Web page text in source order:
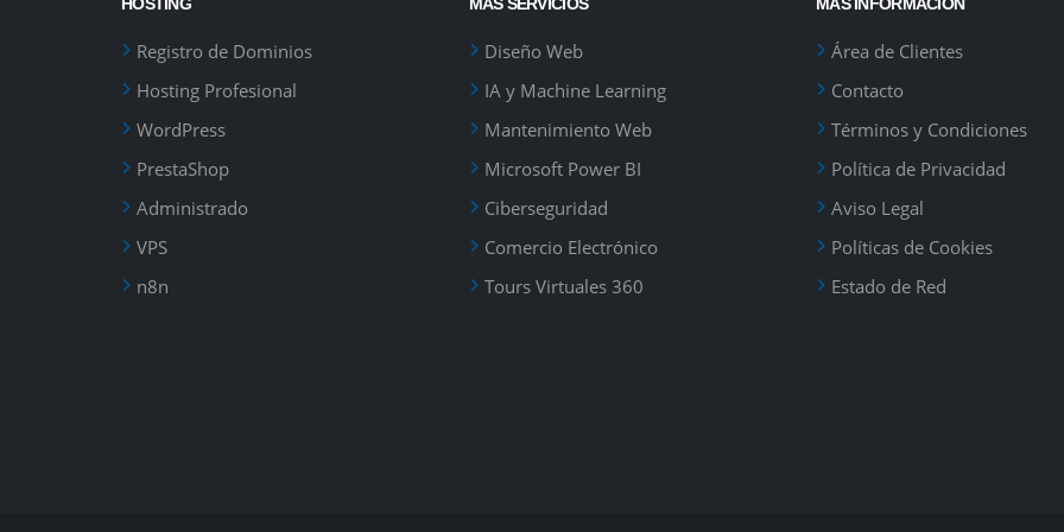
Registro de Dominios
Hosting Profesional
WordPress
PrestaShop
Administrado
VPS
n8n
Diseño Web
IA y Machine Learning
Mantenimiento Web
Microsoft Power BI
Ciberseguridad
Comercio Electrónico
Tours Virtuales 360
Área de Clientes
Contacto
Términos y Condiciones
Política de Privacidad
Aviso Legal
Políticas de Cookies
Estado de Red